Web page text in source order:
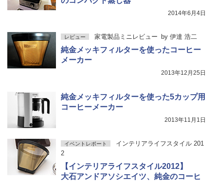
2014年6月4日
レビュー 家電製品ミニレビュー by 伊達 浩二
純金メッキフィルターを使ったコーヒー
メーカー
2013年12月25日
純金メッキフィルターを使った5カップ用
コーヒーメーカー
2013年11月1日
イベントレポート
インテリアライフスタイル 201
2
【インテリアライフスタイル2012】
大石アンドアソシエイツ、純金のコーヒ